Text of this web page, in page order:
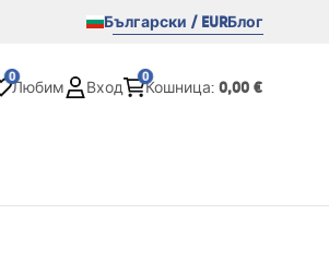
Български / EURБлог
0
Любим Вход
0
Кошница: 0,00 €